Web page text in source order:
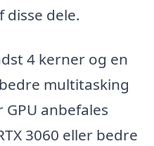
dele.
4 kerner og en
multitasking
anbefales
3060 eller bedre